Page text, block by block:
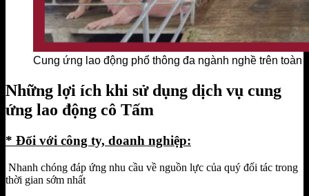
Cung ứng lao động phổ thông đa ngành nghề trên toàn
Những lợi ích khi sử dụng dịch vụ cung
ứng lao động cô Tấm
* Đối với công ty, doanh nghiệp:
Nhanh chóng đáp ứng nhu cầu về nguồn lực của quý đối tác trong
thời gian sớm nhất